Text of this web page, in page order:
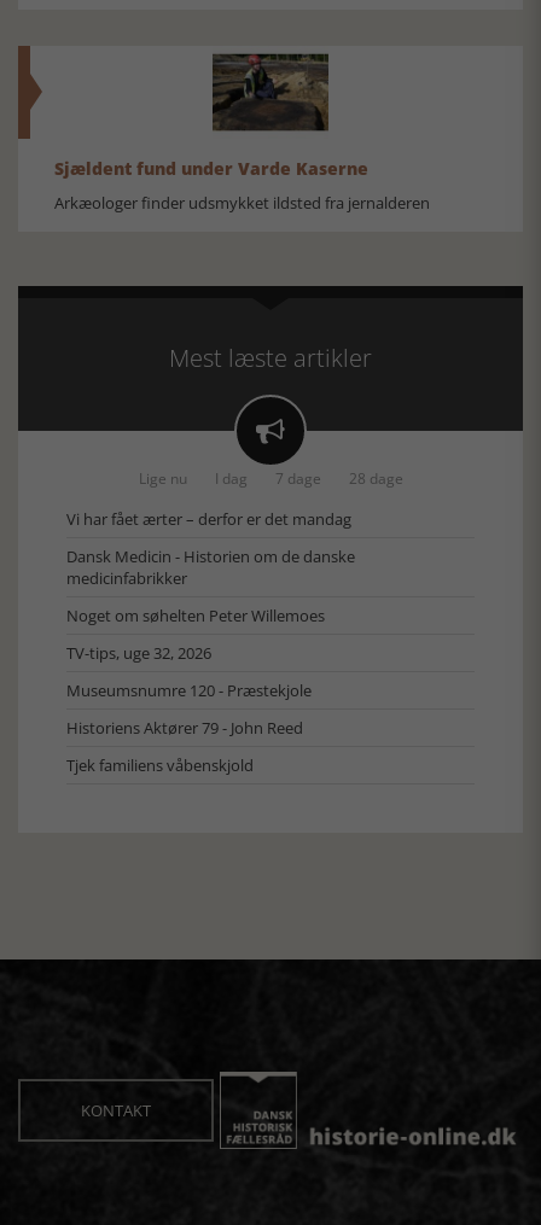
Sjældent fund under Varde Kaserne
Arkæologer finder udsmykket ildsted fra jernalderen
Mest læste artikler

Lige nu I dag 7 dage 28 dage
Vi har fået ærter – derfor er det mandag
Dansk Medicin - Historien om de danske
medicinfabrikker
Noget om søhelten Peter Willemoes
TV-tips, uge 32, 2026
Museumsnumre 120 - Præstekjole
Historiens Aktører 79 - John Reed
Tjek familiens våbenskjold
KONTAKT